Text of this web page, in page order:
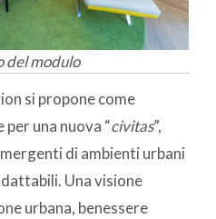
del modulo
si propone come
una nuova “civitas”,
di ambienti urbani
Una visione
urbana, benessere